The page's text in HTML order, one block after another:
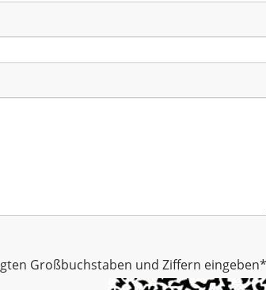
Großbuchstaben und Ziffern eingeben*